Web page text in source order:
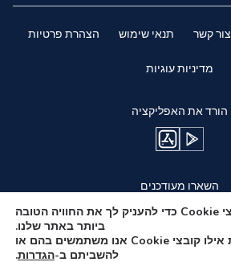
צור קשר תנאי שימוש הצהרת פרטיות
מדיניות עוגיות
הורד את האפליקציה
השארו מעודכנים
אנו משתמשים בקובצי Cookie כדי להעניק לך את החוויה הטובה
ביותר באתר שלנו.
באפשרותך לגלות אילו קובצי Cookie אנו משתמשים בהם או
להשביתם ב-הגדרות.